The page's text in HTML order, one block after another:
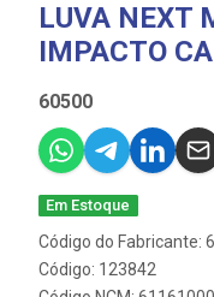
LUVA NEXT
IMPACTO
60500
Em Estoque
Código do Fabricante:
Código: 123842